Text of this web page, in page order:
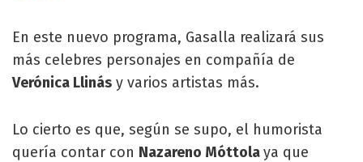
En este nuevo programa, Gasalla realizará sus
más celebres personajes en compañía de
Verónica Llinás y varios artistas más.
Lo cierto es que, según se supo, el humorista
quería contar con Nazareno Móttolaya que